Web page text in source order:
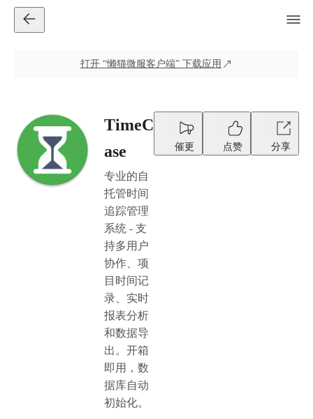
打开 “懒猫微服客户端” 下载应用
TimeC
ase
专业的自
托管时间
追踪管理
系统 - 支
持多用户
协作、项
目时间记
录、实时
报表分析
和数据导
出。开箱
即用，数
据库自动
初始化。
催更 点赞 分享